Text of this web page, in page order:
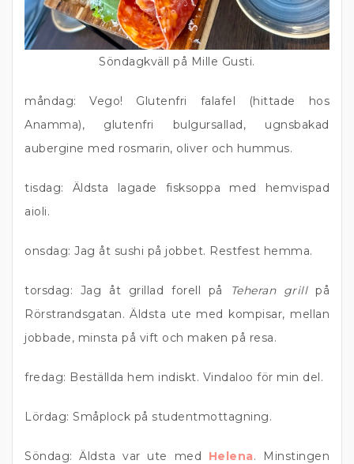
Söndagkväll på Mille Gusti.
måndag: Vego! Glutenfri falafel (hittade hos
Anamma), glutenfri bulgursallad, ugnsbakad
aubergine med rosmarin, oliver och hummus.
tisdag: Äldsta lagade fisksoppa med hemvispad
aioli.
onsdag: Jag åt sushi på jobbet. Restfest hemma.
torsdag: Jag åt grillad forell på Teheran grillpå
Rörstrandsgatan. Äldsta ute med kompisar, mellan
jobbade, minsta på vift och maken på resa.
fredag: Beställda hem indiskt. Vindaloo för min del.
Lördag: Småplock på studentmottagning.
Söndag: Äldsta var ute med Helena. Minstingen